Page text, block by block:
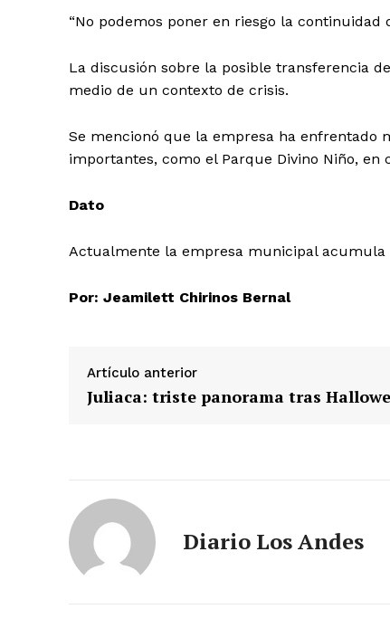
“No podemos poner en riesgo la
La discusión sobre la posible transferencia
medio de un contexto de crisis.
Se mencionó que la empresa ha enfrentado
importantes, como el Parque Divino Niño, en
Dato
Actualmente la empresa municipal acumula
Por: Jeamilett Chirinos Bernal
Artículo anterior
Juliaca: triste panorama tras
Diario Los Andes